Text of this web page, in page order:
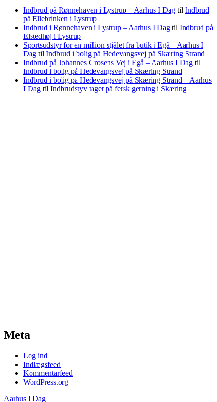
Indbrud på Rønnehaven i Lystrup – Aarhus I Dag til Indbrud
på Ellebrinken i Lystrup
Indbrud i Rønnehaven i Lystrup – Aarhus I Dag til Indbrud på
Elstedhøj i Lystrup
Sportsudstyr for en million stjålet fra butik i Egå – Aarhus I
Dag til Indbrud i bolig på Hedevangsvej på Skæring Strand
Indbrud på Johannes Grosens Vej i Egå – Aarhus I Dag til
Indbrud i bolig på Hedevangsvej på Skæring Strand
Indbrud i bolig på Hedevangsvej på Skæring Strand – Aarhus
I Dag til Indbrudstyv taget på fersk gerning i Skæring
Meta
Log ind
Indlægsfeed
Kommentarfeed
WordPress.org
Aarhus I Dag